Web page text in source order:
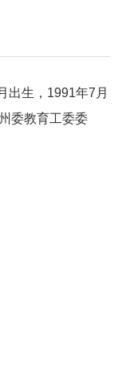
出生，1991年7月
委教育工委委